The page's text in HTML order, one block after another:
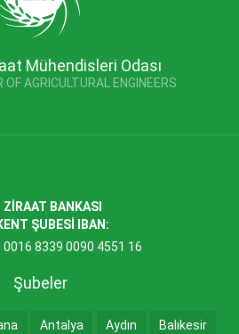
Mühendisleri Odası
AGRICULTURAL ENGINEERS
ZİRAAT BANKASI
ŞUBESİ IBAN:
0016 8339 0090 4551 16
Şubeler
Antalya Aydın Balıkesir